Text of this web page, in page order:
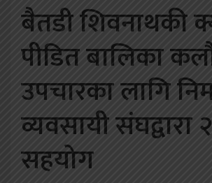
बैतडी शिवनाथकी
पीडित बालिका
उपचारका लागि
व्यवसायी संघद्वारा
सहयोग